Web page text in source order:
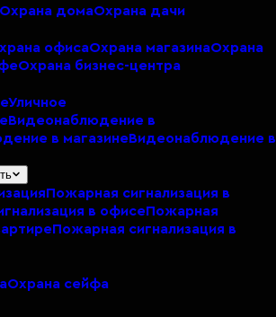
Охрана домаОхрана дачи
офисаОхрана магазинаОхрана
Охрана бизнес-центра
Уличное
Видеонаблюдение в
в магазинеВидеонаблюдение в
Пожарная сигнализация в
в офисеПожарная
Пожарная сигнализация в
Охрана сейфа